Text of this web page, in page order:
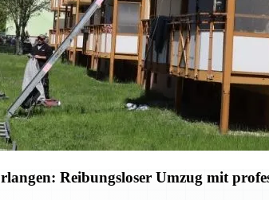
Reibungsloser Umzug mit